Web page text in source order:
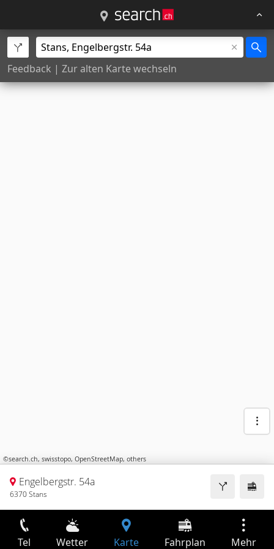
Feedback | Zur alten Karte wechseln
©search.ch, swisstopo, OpenStreetMap, others
Engelbergstr. 54a
6370 Stans
Tel Wetter Karte Fahrplan Mehr